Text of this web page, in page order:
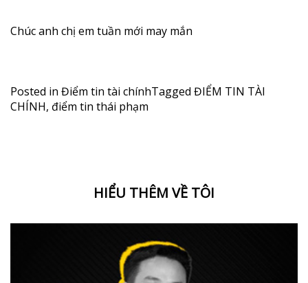
Chúc anh chị em tuần mới may mắn
Posted in Điểm tin tài chínhTagged ĐIỂM TIN TÀI
CHÍNH, điểm tin thái phạm
HIỂU THÊM VỀ TÔI